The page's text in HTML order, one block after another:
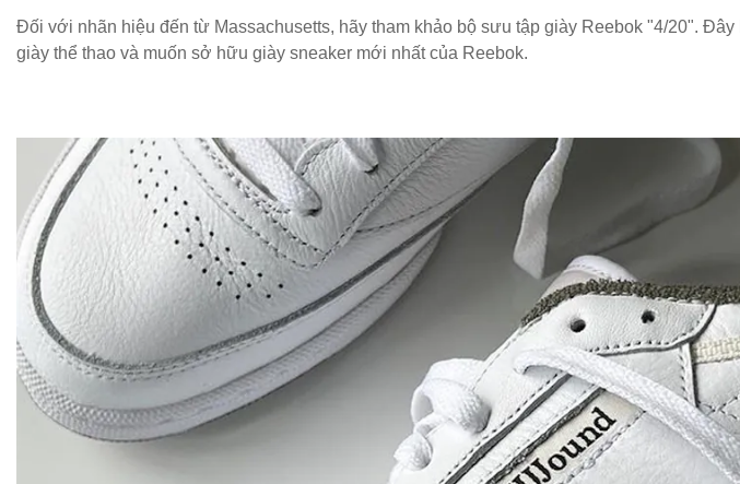
Đối với nhãn hiệu đến từ Massachusetts, hãy tham khảo bộ sưu tập giày Reebok "4/20".
giày thể thao và muốn sở hữu giày sneaker mới nhất của Reebok.